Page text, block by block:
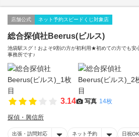
店舗公式 ネット予約スピードくじ対象店
総合探偵社Beerus(ビルス)
池袋駅スグ！およそ9割の方が初利用★初めての方でも安
事務所です♪
3.14 写真 14枚
探偵・興信所
出張・訪問対応 ネット予約 日祝OK